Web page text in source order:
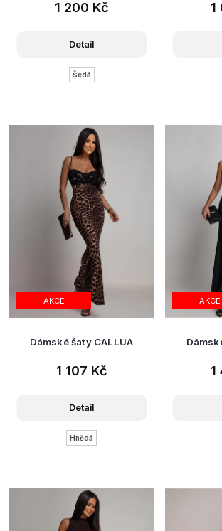
1 200 Kč
Detail
Šedá
1
AKCE
Dámské šaty CALLUA
1 107 Kč
Detail
Hnědá
AKCE
1